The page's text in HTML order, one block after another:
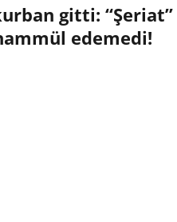
gitti: “Şeriat”
edemedi!